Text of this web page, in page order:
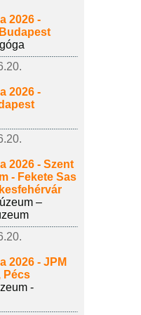
2026 -
2026 -
2026 - Szent
- Fekete Sas
–
2026 - JPM
Pécs
-